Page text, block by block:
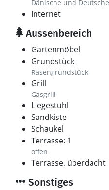
Dänische und Deutsche
Internet
Aussenbereich
Gartenmöbel
Grundstück
Rasengrundstück
Grill
Gasgrill
Liegestuhl
Sandkiste
Schaukel
Terrasse: 1
offen
Terrasse, überdacht
Sonstiges